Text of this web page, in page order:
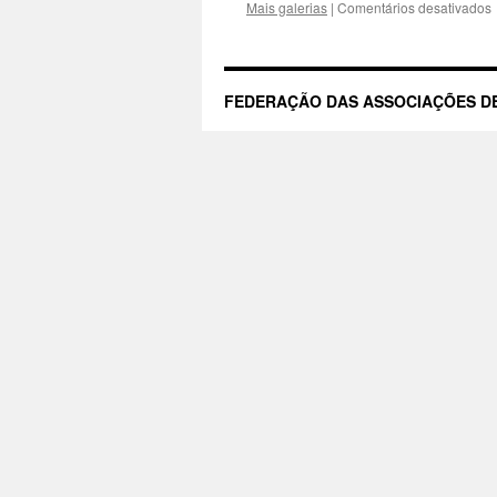
Mais galerias | Comentários desativados
FEDERAÇÃO DAS ASSOCIAÇÕES